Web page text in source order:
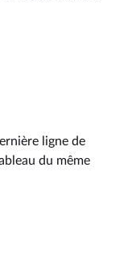
ligne de
du même